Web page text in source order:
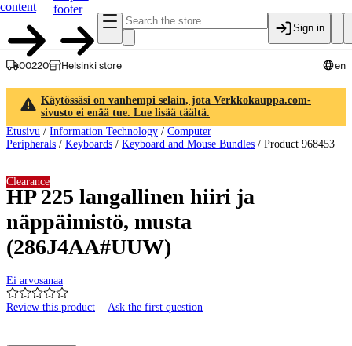
content
footer
Sign in
00220 Helsinki store en
Käytössäsi on vanhempi selain, jota Verkkokauppa.com-
sivusto ei enää tue. Lue lisää täältä.
Etusivu / Information Technology / Computer
Peripherals / Keyboards / Keyboard and Mouse Bundles / Product 968453
HP 225 langallinen hiiri ja
näppäimistö, musta
(286J4AA#UUW)
Ei arvosanaa
Review this product Ask the first question
Clearance